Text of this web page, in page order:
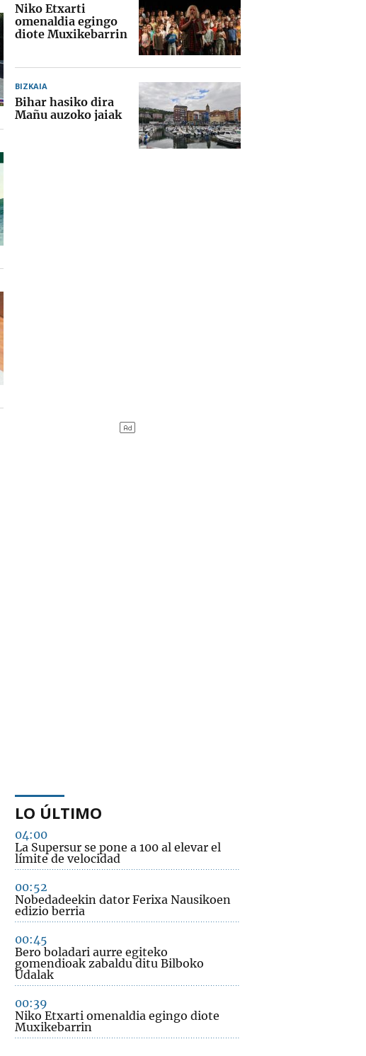
Niko Etxarti
omenaldia egingo
diote Muxikebarrin
BIZKAIA
Bihar hasiko dira
Mañu auzoko jaiak
LO ÚLTIMO
04:00
La Supersur se pone a 100 al elevar el
límite de velocidad
00:52
Nobedadeekin dator Ferixa Nausikoen
edizio berria
00:45
Bero boladari aurre egiteko
gomendioak zabaldu ditu Bilboko
Udalak
00:39
Niko Etxarti omenaldia egingo diote
Muxikebarrin